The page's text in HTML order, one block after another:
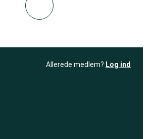
Allerede medlem? Log ind